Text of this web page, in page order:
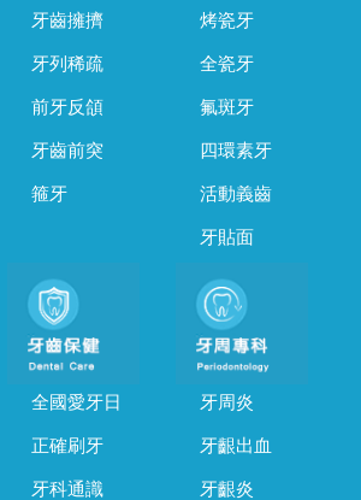
牙齒擁擠
牙列稀疏
前牙反頜
牙齒前突
箍牙
烤瓷牙
全瓷牙
氟斑牙
四環素牙
活動義齒
牙貼面
全國愛牙日
正確刷牙
牙科通識
牙周炎
牙齦出血
牙齦炎